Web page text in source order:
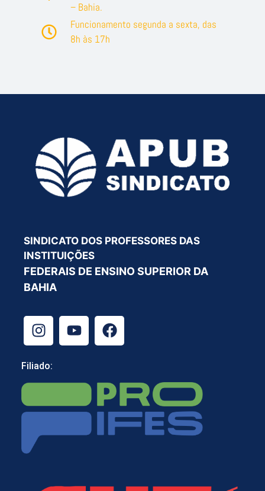
– Bahia.
Funcionamento segunda a sexta, das
8h às 17h
SINDICATO DOS PROFESSORES DAS
INSTITUIÇÕES
FEDERAIS DE ENSINO SUPERIOR DA
BAHIA
Filiado: